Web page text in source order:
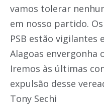
vamos tolerar
em nosso partido.
PSB estão vigilantes
Alagoas envergonha
Iremos às últimas
expulsão desse
Tony Sechi